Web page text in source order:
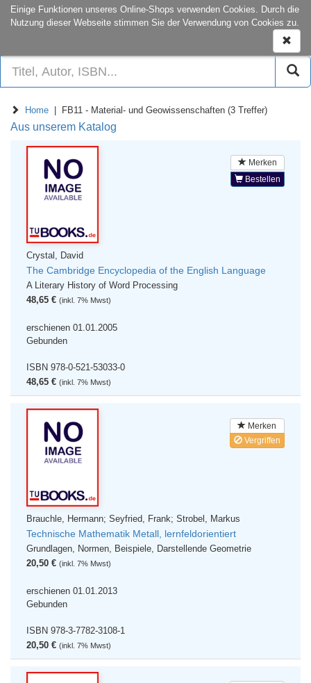
Einige Funktionen unseres Online-Shops verwenden Cookies. Durch die
Nutzung dieser Webseite stimmen Sie der Verwendung von Cookies zu.
onCampus:S1|03 +49 6151-16-22444
ein-/
Home | FB11 - Material- und Geowissenschaften (3 Treffer)
Aus unserem Katalog
Merken
Bestellen
Crystal, David
The Cambridge Encyclopedia of the English Language
A Literary History of Word Processing
48,65 € (inkl. 7% Mwst)
erschienen 01.01.2005
Gebunden
ISBN 978-0-521-53033-0
48,65 € (inkl. 7% Mwst)
Merken
Vergriffen
Brauchle, Hermann; Seyfried, Frank; Strobel, Markus
Technische Mathematik Metall, lernfeldorientiert
Grundlagen, Normen, Beispiele, Darstellende Geometrie
20,50 € (inkl. 7% Mwst)
erschienen 01.01.2013
Gebunden
ISBN 978-3-7782-3108-1
20,50 € (inkl. 7% Mwst)